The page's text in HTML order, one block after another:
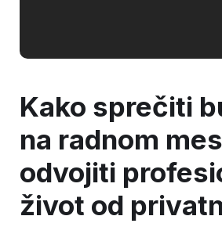
Kako sprečiti
na radnom
odvojiti
život od